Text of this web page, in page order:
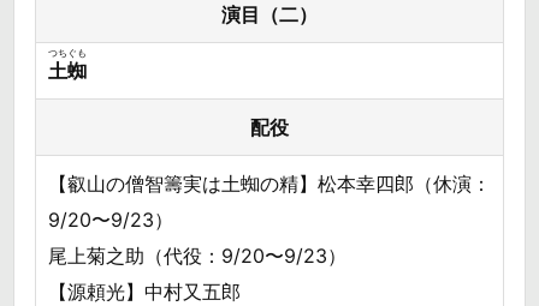
演目（二）
土蜘
つちぐも
配役
【叡山の僧智籌実は土蜘の精】松本幸四郎（休演：
9/20〜9/23）
尾上菊之助（代役：9/20〜9/23）
【源頼光】中村又五郎